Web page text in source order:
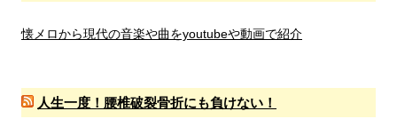
懐メロから現代の音楽や曲をyoutubeや動画で紹介
人生一度！腰椎破裂骨折にも負けない！